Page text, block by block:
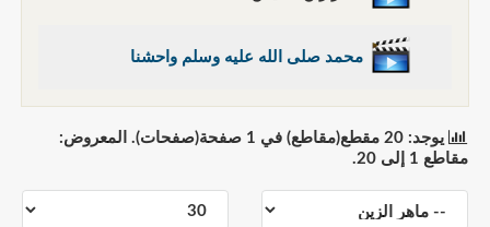
محمد صلى الله عليه وسلم واحشنا
يوجد: 20 مقطع(مقاطع) في 1 صفحة(صفحات). المعروض:
مقاطع 1 إلى 20.